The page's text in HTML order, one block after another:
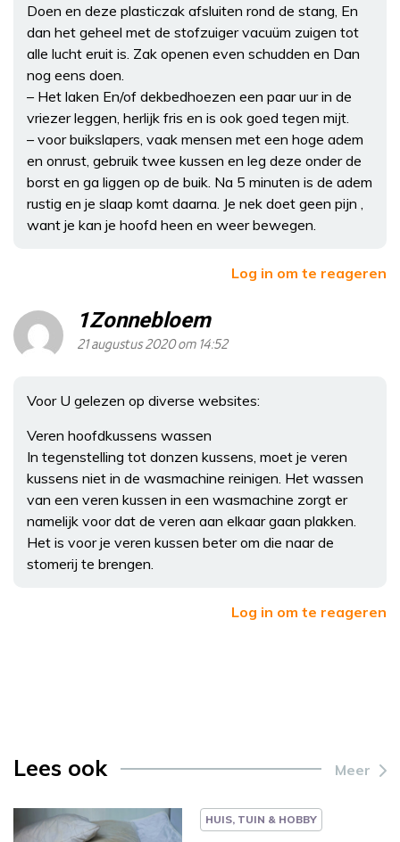
Doen en deze plasticzak afsluiten rond de stang, En
dan het geheel met de stofzuiger vacuüm zuigen tot
alle lucht eruit is. Zak openen even schudden en Dan
nog eens doen.
– Het laken En/of dekbedhoezen een paar uur in de
vriezer leggen, herlijk fris en is ook goed tegen mijt.
– voor buikslapers, vaak mensen met een hoge adem
en onrust, gebruik twee kussen en leg deze onder de
borst en ga liggen op de buik. Na 5 minuten is de adem
rustig en je slaap komt daarna. Je nek doet geen pijn ,
want je kan je hoofd heen en weer bewegen.
Log in om te reageren
1Zonnebloem
21 augustus 2020 om 14:52
Voor U gelezen op diverse websites:
Veren hoofdkussens wassen
In tegenstelling tot donzen kussens, moet je veren
kussens niet in de wasmachine reinigen. Het wassen
van een veren kussen in een wasmachine zorgt er
namelijk voor dat de veren aan elkaar gaan plakken.
Het is voor je veren kussen beter om die naar de
stomerij te brengen.
Log in om te reageren
Lees ook Meer
HUIS, TUIN & HOBBY